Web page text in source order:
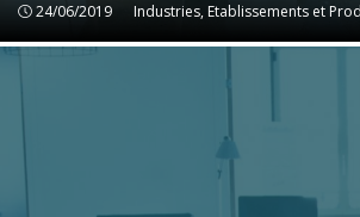
24/06/2019 Industries, Etablissements et
Industries, Etablissements et